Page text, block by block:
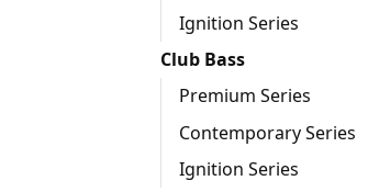
Ignition Series
Club Bass
Premium Series
Contemporary Series
Ignition Series